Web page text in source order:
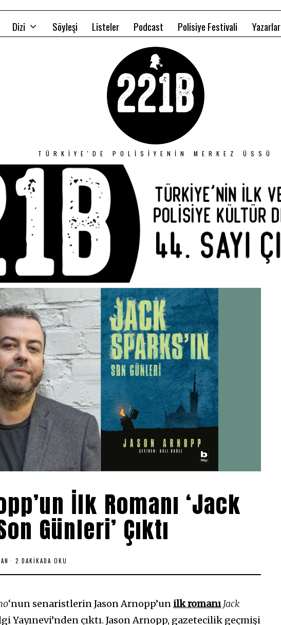
Dizi Söyleşi Listeler Podcast Polisiye Festivali Yazarlar
TÜRKIYE'DE POLISIYENIN MERKEZ ÜSSÜ
İlk Romanı ‘Jack
Günleri’ Çıktı
2 DAKIKADA OKU
‘nun senaristlerin Jason Arnopp’unilk romanı Jack
Yayınevi’nden çıktı. Jason Arnopp, gazetecilik geçmişi